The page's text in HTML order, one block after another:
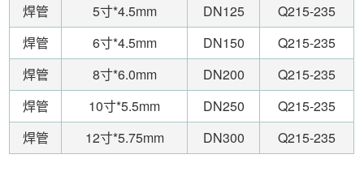
焊管
5寸*4.5mm DN125
Q215-235
焊管
6寸*4.5mm DN150
Q215-235
焊管
8寸*6.0mm DN200
Q215-235
焊管
10寸*5.5mm DN250
Q215-235
焊管
12寸*5.75mm DN300 Q215-235